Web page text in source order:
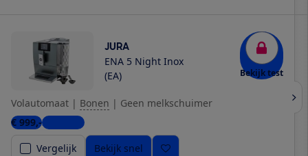
JURA
ENA 5 Night Inox
(EA)
Bekijk test
Volautomaat | Bonen | Geen melkschuimer
€ 999,-3 winkels
Vergelijk
Bekijk snel